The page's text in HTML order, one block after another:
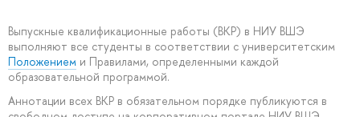
Выпускные квалификационные работы (ВКР) в НИУ ВШЭ
выполняют все студенты в соответствии с университетским
Положением и Правилами, определенными каждой
образовательной программой.
Аннотации всех ВКР в обязательном порядке публикуются в